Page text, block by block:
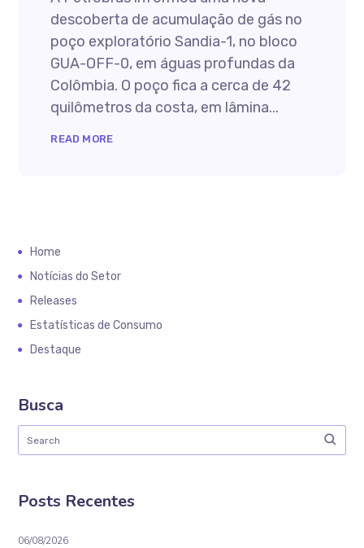
descoberta de acumulação de gás no
poço exploratório Sandia-1, no bloco
GUA-OFF-0, em águas profundas da
Colômbia. O poço fica a cerca de 42
quilômetros da costa, em lâmina...
READ MORE
Home
Notícias do Setor
Releases
Estatísticas de Consumo
Destaque
Busca
Posts Recentes
06/08/2026